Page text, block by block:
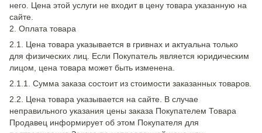
него. Цена этой услуги не входит в цену товара указанную на
сайте.
2. Оплата товара
2.1. Цена товара указывается в гривнах и актуальна только
для физических лиц. Если Покупатель является юридическим
лицом, цена товара может быть изменена.
2.1.1. Сумма заказа состоит из стоимости заказанных товаров.
2.2. Цена товара указывается на сайте. В случае
неправильного указания цены заказа Покупателем Товара
Продавец информирует об этом Покупателя для